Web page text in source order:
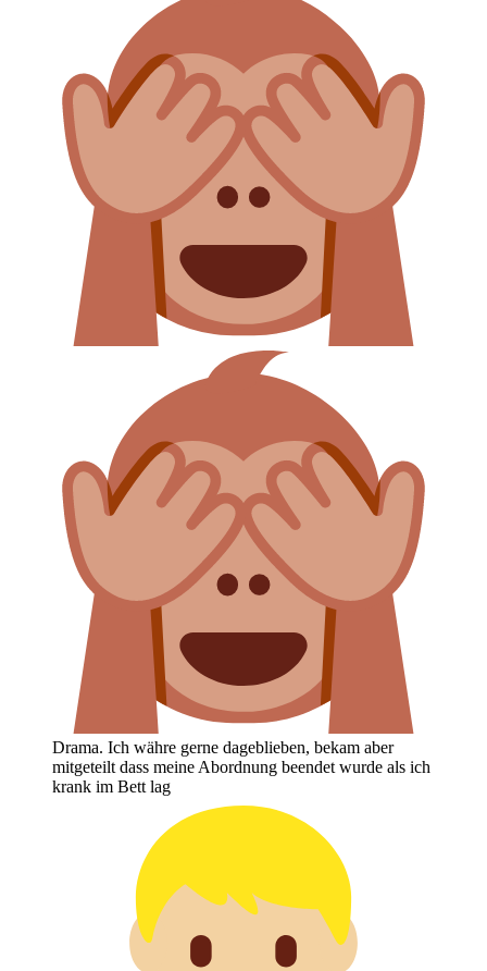
Drama. Ich währe gerne dageblieben, bekam aber
mitgeteilt dass meine Abordnung beendet wurde als ich
krank im Bett lag